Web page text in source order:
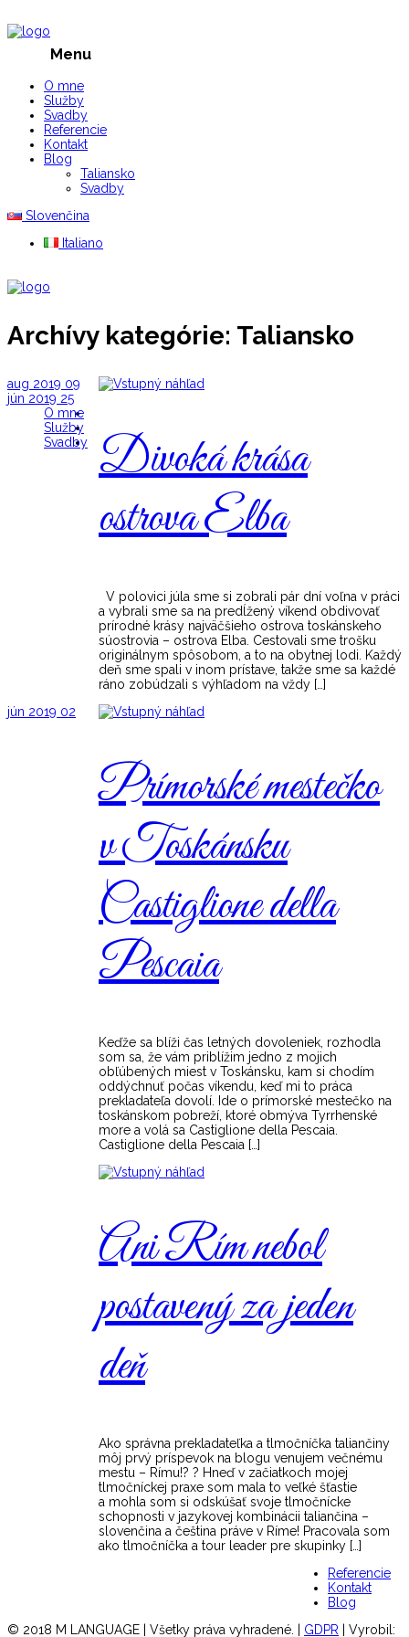
Menu
O mne
Služby
Svadby
Referencie
Kontakt
Blog
Taliansko
Svadby
Slovenčina
Italiano
Archívy kategórie: Taliansko
aug 2019 09
Divoká krása
ostrova Elba
V polovici júla sme si zobrali pár dní voľna v práci
a vybrali sme sa na predĺžený víkend obdivovať
prírodné krásy najväčšieho ostrova toskánskeho
súostrovia – ostrova Elba. Cestovali sme trošku
originálnym spôsobom, a to na obytnej lodi. Každý
deň sme spali v inom prístave, takže sme sa každé
ráno zobúdzali s výhľadom na vždy […]
jún 2019 25
Prímorské mestečko
v Toskánsku
Castiglione della
Pescaia
Keďže sa blíži čas letných dovoleniek, rozhodla
som sa, že vám priblížim jedno z mojich
obľúbených miest v Toskánsku, kam si chodím
oddýchnuť počas víkendu, keď mi to práca
prekladateľa dovolí. Ide o prímorské mestečko na
toskánskom pobreží, ktoré obmýva Tyrrhenské
more a volá sa Castiglione della Pescaia.
Castiglione della Pescaia […]
jún 2019 02
Ani Rím nebol
postavený za jeden
deň
Ako správna prekladateľka a tlmočníčka taliančiny
môj prvý príspevok na blogu venujem večnému
mestu – Rímu!? ? Hneď v začiatkoch mojej
tlmočníckej praxe som mala to veľké šťastie
a mohla som si odskúšať svoje tlmočnícke
schopnosti v jazykovej kombinácii taliančina –
slovenčina a čeština práve v Ríme! Pracovala som
ako tlmočníčka a tour leader pre skupinky […]
O mne
Služby
Svadby
Referencie
Kontakt
Blog
© 2018 M LANGUAGE |
Všetky práva vyhradené. | GDPR | Vyrobil: